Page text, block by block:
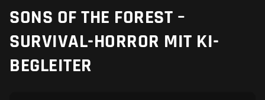
SONS OF THE FOREST –
SURVIVAL-HORROR MIT KI-
BEGLEITER